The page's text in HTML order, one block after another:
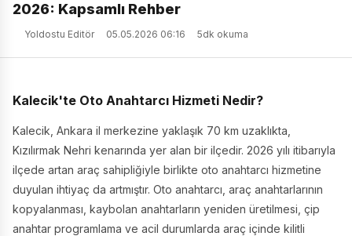
2026: Kapsamlı Rehber
Yoldostu Editör 05.05.2026 06:16 5dk okuma
Kalecik'te Oto Anahtarcı Hizmeti Nedir?
Kalecik, Ankara il merkezine yaklaşık 70 km uzaklıkta,
Kızılırmak Nehri kenarında yer alan bir ilçedir. 2026 yılı itibarıyla
ilçede artan araç sahipliğiyle birlikte oto anahtarcı hizmetine
duyulan ihtiyaç da artmıştır. Oto anahtarcı, araç anahtarlarının
kopyalanması, kaybolan anahtarların yeniden üretilmesi, çip
anahtar programlama ve acil durumlarda araç içinde kilitli